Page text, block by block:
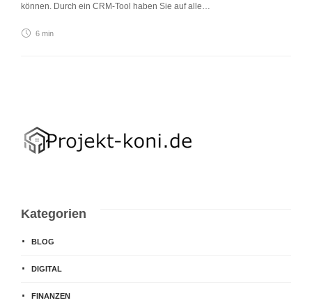
können. Durch ein CRM-Tool haben Sie auf alle…
6 min
Kategorien
BLOG
DIGITAL
FINANZEN